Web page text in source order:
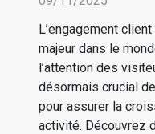
L’engagement
majeur dans le
l’attention des
désormais crucial
pour assurer la
activité. Découvrez